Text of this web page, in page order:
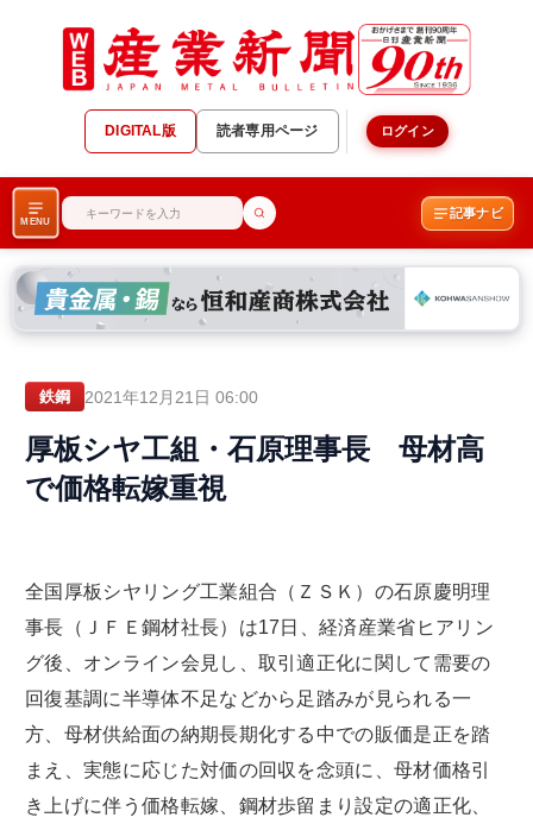
DIGITAL版 読者専用ページ ログイン
MENU
記事ナビ
鉄鋼 2021年12月21日 06:00
厚板シヤ工組・石原理事長 母材高
で価格転嫁重視
全国厚板シヤリング工業組合（ＺＳＫ）の石原慶明理
事長（ＪＦＥ鋼材社長）は17日、経済産業省ヒアリン
グ後、オンライン会見し、取引適正化に関して需要の
回復基調に半導体不足などから足踏みが見られる一
方、母材供給面の納期長期化する中での販価是正を踏
まえ、実態に応じた対価の回収を念頭に、母材価格引
き上げに伴う価格転嫁、鋼材歩留まり設定の適正化、